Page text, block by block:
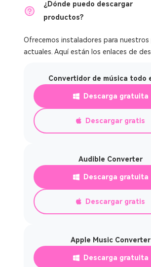
¿Dónde puedo descargar
productos?
Ofrecemos instaladores para
actuales. Aquí están los enlaces de
Convertidor de música todo
Descarga gratuita
Descargar gratis
Audible Converter
Descarga gratuita
Descargar gratis
Apple Music Converter
Descarga gratuita